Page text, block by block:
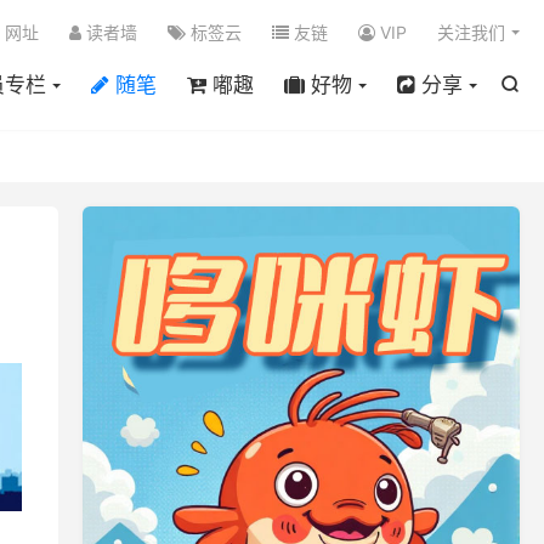

栏 随笔 嘟趣 好物 分享
网址 读者墙 标签云 友链 VIP 关注我们